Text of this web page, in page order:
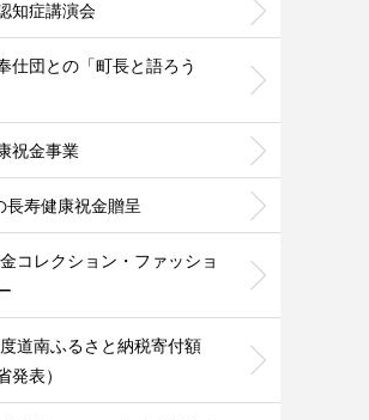
知症講演会
仕団との「町長と語ろう
祝金事業
長寿健康祝金贈呈
コレクション・ファッショ
道南ふるさと納税寄付額
発表）